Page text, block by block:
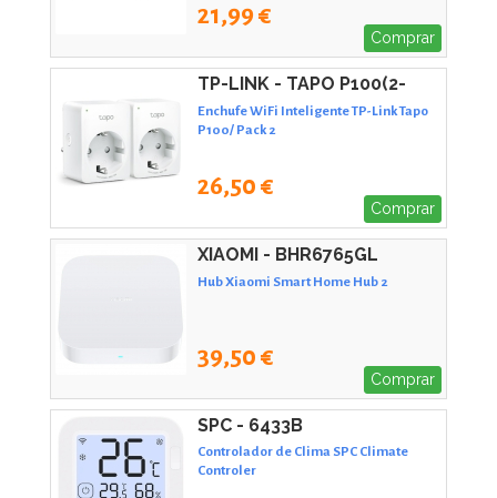
21,99 €
Comprar
TP-LINK - TAPO P100(2-
PACK) V2
Enchufe WiFi Inteligente TP-Link Tapo
P100/ Pack 2
26,50 €
Comprar
XIAOMI - BHR6765GL
Hub Xiaomi Smart Home Hub 2
39,50 €
Comprar
SPC - 6433B
Controlador de Clima SPC Climate
Controler